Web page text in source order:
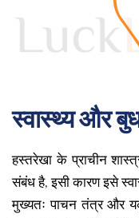
स्वास्थ्य और
हस्तरेखा के प्राचीन
संबंध है, इसी कारण इसे
मुख्यतः पाचन तंत्र और